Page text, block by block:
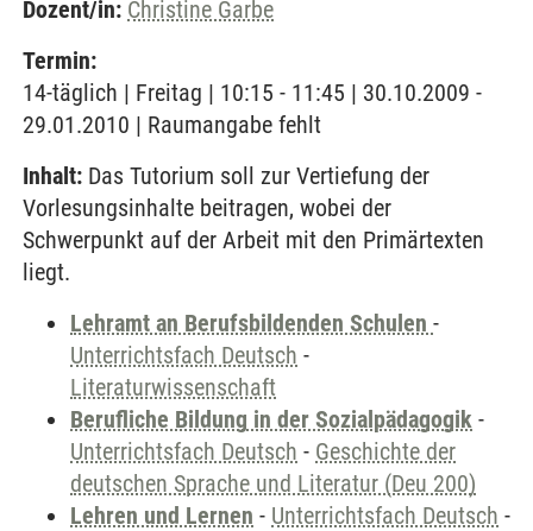
Dozent/in: Christine Garbe
Termin:
14-täglich | Freitag | 10:15 - 11:45 | 30.10.2009 -
29.01.2010 | Raumangabe fehlt
Inhalt: Das Tutorium soll zur Vertiefung der
Vorlesungsinhalte beitragen, wobei der
Schwerpunkt auf der Arbeit mit den Primärtexten
liegt.
Lehramt an Berufsbildenden Schulen -
Unterrichtsfach Deutsch -
Literaturwissenschaft
Berufliche Bildung in der Sozialpädagogik -
Unterrichtsfach Deutsch - Geschichte der
deutschen Sprache und Literatur (Deu 200)
Lehren und Lernen - Unterrichtsfach Deutsch -